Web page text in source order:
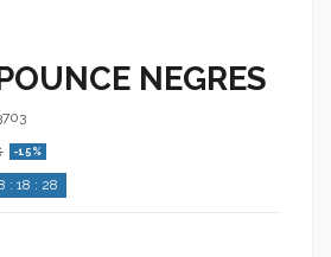
NEGRES
-15%
:18 : 28